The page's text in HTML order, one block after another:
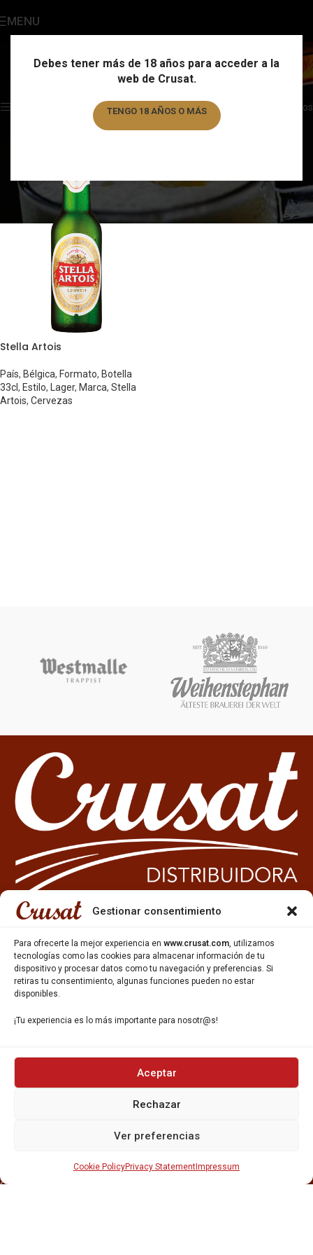
Debes tener más de 18 años para acceder a la
web de Crusat.
TENGO 18 AÑOS O MÁS
Gestionar consentimiento
Para ofrecerte la mejor experiencia en www.crusat.com, utilizamos
tecnologías como las cookies para almacenar información de tu
dispositivo y procesar datos como tu navegación y preferencias. Si
retiras tu consentimiento, algunas funciones pueden no estar
disponibles.
¡Tu experiencia es lo más importante para nosotr@s!
Aceptar
Rechazar
Ver preferencias
Cookie PolicyPrivacy Statement Impressum
MENU Stella Artois
Stella Artois Showing the single result
Filtros
Stella Artois
País, Bélgica, Formato, Botella
33cl, Estilo, Lager, Marca, Stella
Artois, Cervezas
933 35 49 63
Carrer Miquel Servet 10-12,
Gavà, 08850, Barcelona.
HOSTELERÍA Y PEQUEÑA ALIMENTACIÓN
CARTAS DE CERVEZAS Y VINO